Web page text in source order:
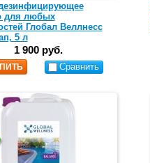
для любых
Глобал Веллнесс
5 л
1 900 руб.
Сравнить